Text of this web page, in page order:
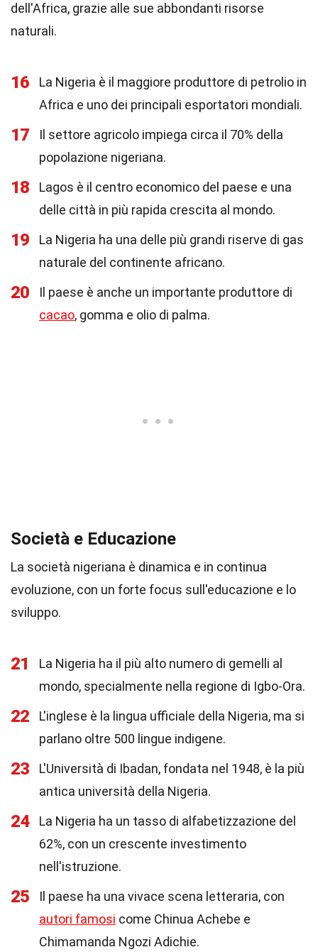
dell'Africa, grazie alle sue abbondanti risorse
naturali.
16
La Nigeria è il maggiore produttore di petrolio in
Africa e uno dei principali esportatori mondiali.
17
Il settore agricolo impiega circa il 70% della
popolazione nigeriana.
18
Lagos è il centro economico del paese e una
delle città in più rapida crescita al mondo.
19
La Nigeria ha una delle più grandi riserve di gas
naturale del continente africano.
20
Il paese è anche un importante produttore di
cacao, gomma e olio di palma.
Società e Educazione
La società nigeriana è dinamica e in continua
evoluzione, con un forte focus sull'educazione e lo
sviluppo.
21
La Nigeria ha il più alto numero di gemelli al
mondo, specialmente nella regione di Igbo-Ora.
22
L'inglese è la lingua ufficiale della Nigeria, ma si
parlano oltre 500 lingue indigene.
23
L'Università di Ibadan, fondata nel 1948, è la più
antica università della Nigeria.
24
La Nigeria ha un tasso di alfabetizzazione del
62%, con un crescente investimento
nell'istruzione.
25
Il paese ha una vivace scena letteraria, con
autori famosi come Chinua Achebe e
Chimamanda Ngozi Adichie.